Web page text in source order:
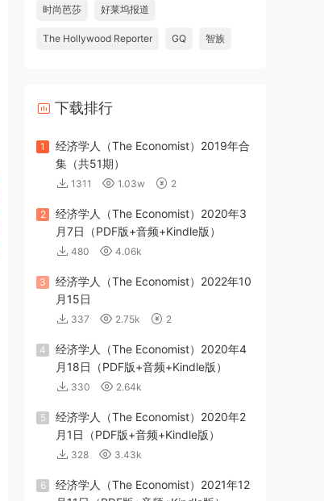
时尚芭莎 好莱坞报道
The Hollywood Reporter GQ 智族
下载排行
1
经济学人（The Economist）2019年合
集（共51期）
1311 1.03w 2
2
经济学人（The Economist）2020年3
月7日（PDF版+音频+Kindle版）
480 4.06k
3
经济学人（The Economist）2022年10
月15日
337 2.75k 2
4
经济学人（The Economist）2020年4
月18日（PDF版+音频+Kindle版）
330 2.64k
5
经济学人（The Economist）2020年2
月1日（PDF版+音频+Kindle版）
328 3.43k
6
经济学人（The Economist）2021年12